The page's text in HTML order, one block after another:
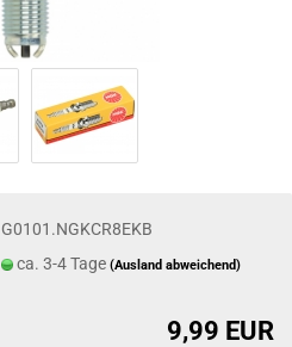
G0101.NGKCR8EKB
ca. 3-4 Tage(Ausland abweichend)
9,99 EUR